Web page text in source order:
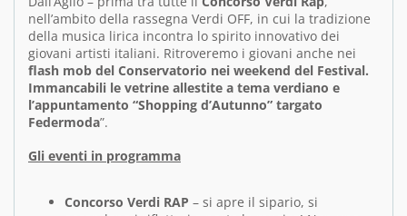
nell’ambito della rassegna Verdi OFF, in cui la tradizione
della musica lirica incontra lo spirito innovativo dei
giovani artisti italiani. Ritroveremo i giovani anche nei
flash mob del Conservatorio nei weekend del Festival.
Immancabili le vetrine allestite a tema verdiano e
l’appuntamento “Shopping d’Autunno” targato
Federmoda”.
Gli eventi in programma
Concorso Verdi RAP – si apre il sipario, si